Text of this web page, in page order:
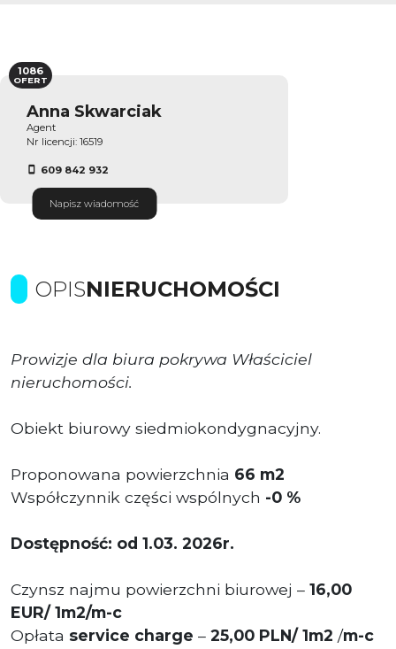
Anna Skwarciak
Agent
Nr licencji: 16519
609 842 932
Napisz wiadomość
1086
OFERT
OPISNIERUCHOMOŚCI
Prowizje dla biura pokrywa Właściciel
nieruchomości.
Obiekt biurowy siedmiokondygnacyjny.
Proponowana powierzchnia 66 m2
Współczynnik części wspólnych -0 %
Dostępność: od 1.03. 2026r.
Czynsz najmu powierzchni biurowej – 16,00
EUR/ 1m2/m-c
Opłata service charge – 25,00 PLN/ 1m2 /m-c